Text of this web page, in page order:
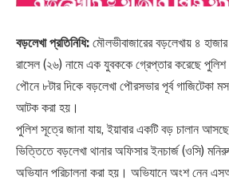
বড়লেখা প্রতিনিধি: মৌলভীবাজারের বড়লেখায় ৪
রাসেল (২৬) নামে এক যুবককে গ্রেপ্তার করেছে
পৌনে ৮টার দিকে বড়লেখা পৌরসভার পূর্ব গাজিটেকা
আটক করা হয়।
পুলিশ সূত্রে জানা যায়, ইয়াবার একটি বড় চালান
ভিত্তিতে বড়লেখা থানার অফিসার ইনচার্জ (ওসি)
অভিযান পরিচালনা করা হয়। অভিযানে অংশ নেন